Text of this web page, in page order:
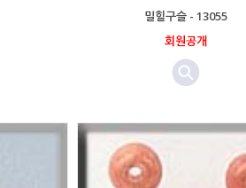
밀힐구슬 - 13055
회원공개